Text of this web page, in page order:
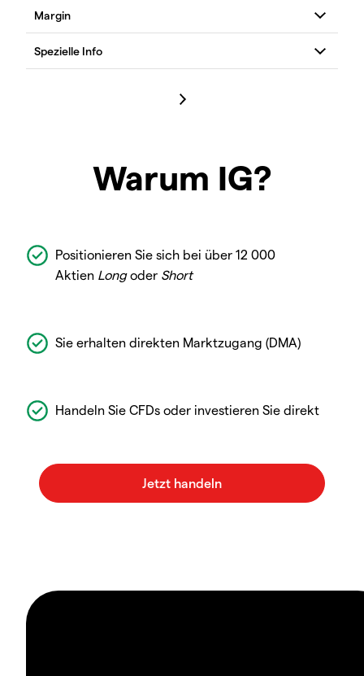
Warum IG?
Positionieren Sie sich bei über 12 000
Aktien Longoder Short
Sie erhalten direkten Marktzugang (DMA)
Handeln Sie CFDs oder investieren Sie direkt